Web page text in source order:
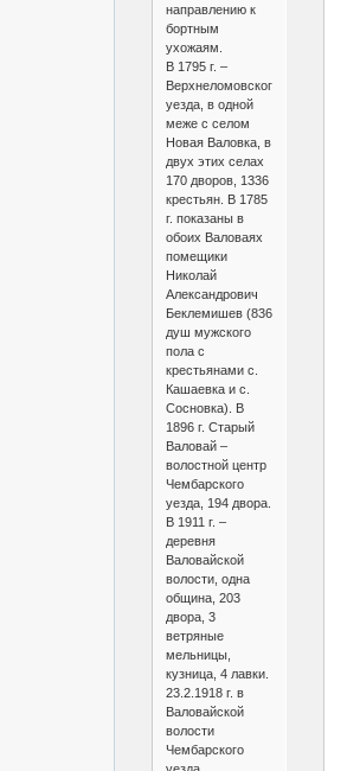
направлению к
бортным
ухожаям.
В 1795 г. –
Верхнеломовского
уезда, в одной
меже с селом
Новая Валовка, в
двух этих селах
170 дворов, 1336
крестьян. В 1785
г. показаны в
обоих Валоваях
помещики
Николай
Александрович
Беклемишев (836
душ мужского
пола с
крестьянами с.
Кашаевка и с.
Сосновка). В
1896 г. Старый
Валовай –
волостной центр
Чембарского
уезда, 194 двора.
В 1911 г. –
деревня
Валовайской
волости, одна
община, 203
двора, 3
ветряные
мельницы,
кузница, 4 лавки.
23.2.1918 г. в
Валовайской
волости
Чембарского